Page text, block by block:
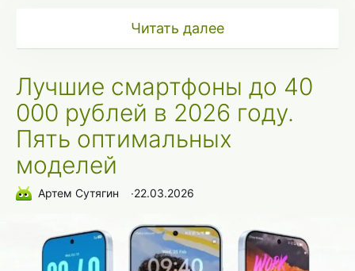
Читать далее
Лучшие смартфоны до 40
000 рублей в 2026 году.
Пять оптимальных
моделей
Артем Сутягин ∙22.03.2026